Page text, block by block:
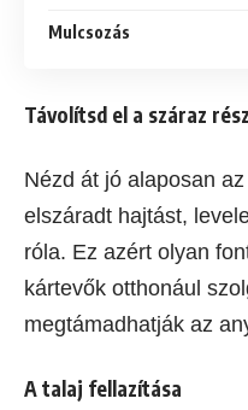
Mulcsozás
Távolítsd el a száraz
Nézd át jó alaposan
elszáradt hajtást,
róla. Ez azért olyan
kártevők otthonául
megtámadhatják az
A talaj fellazítása